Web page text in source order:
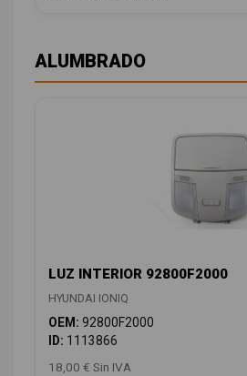
ALUMBRADO
LUZ INTERIOR 92800F2000
HYUNDAI IONIQ
OEM: 92800F2000
ID: 1113866
18,00 € Sin IVA